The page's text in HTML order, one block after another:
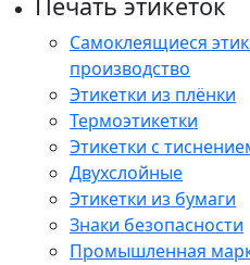
Самоклеящиеся
производство
Этикетки из плёнки
Термоэтикетки
Этикетки с
Двухслойные
Этикетки из бумаги
Знаки безопасности
Промышленная